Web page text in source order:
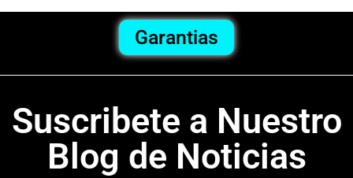
Garantias
Suscribete a Nuestro
Blog de Noticias